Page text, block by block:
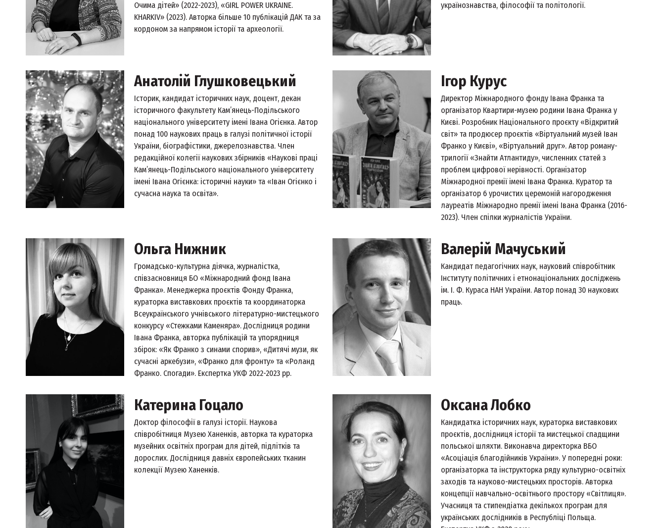
Очима дітей» (2022-2023), «GIRL POWER UKRAINE.
KHARKIV» (2023). Авторка більше 10 публікацій ДАК та за
кордоном за напрямом історії та археології.
українознавства, філософії та політології.
Анатолій Глушковецький
Історик, кандидат історичних наук, доцент, декан
історичного факультету Кам’янець-Подільського
національного університету імені Івана Огієнка. Автор
понад 100 наукових праць в галузі політичної історії
України, біографістики, джерелознавства. Член
редакційної колегії наукових збірників «Наукові праці
Кам’янець-Подільського національного університету
імені Івана Огієнка: історичні науки» та «Іван Огієнко і
сучасна наука та освіта».
Ігор Курус
Директор Міжнародного фонду Івана Франка та
організатор Квартири-музею родини Івана Франка у
Києві. Розробник Національного проєкту «Відкритий
світ» та продюсер проєктів «Віртуальний музей Іван
Франко у Києві», «Віртуальний друг». Автор роману-
трилогії «Знайти Атлантиду», численних статей з
проблем цифрової нерівності. Організатор
Міжнародної премії імені Івана Франка. Куратор та
організатор 6 урочистих церемоній нагородження
лауреатів Міжнародно премії імені Івана Франка (2016-
2023). Член спілки журналістів України.
Ольга Нижник
Громадсько-культурна діячка, журналістка,
співзасновниця БО «Міжнародний фонд Івана
Франка». Менеджерка проєктів Фонду Франка,
кураторка виставкових проєктів та координаторка
Всеукраїнського учнівського літературно-мистецького
конкурсу «Стежками Каменяра». Дослідниця родини
Івана Франка, авторка публікацій та упорядниця
збірок: «Як Франко з синами спорив», «Дитячі музи, як
сучасні аркебузи», «Франко для фронту» та «Роланд
Франко. Спогади». Експертка УКФ 2022-2023 рр.
Валерій Мачуський
Кандидат педагогічних наук, науковий співробітник
Інституту політичних і етнонаціональних досліджень
ім. І. Ф. Кураса НАН України. Автор понад 30 наукових
праць.
Катерина Гоцало
Доктор філософії в галузі історії. Наукова
співробітниця Музею Ханенків, авторка та кураторка
музейних освітніх програм для дітей, підлітків та
дорослих. Дослідниця давніх європейських тканин
колекції Музею Ханенків.
Оксана Лобко
Кандидатка історичних наук, кураторка виставкових
проєктів, дослідниця історії та мистецької спадщини
польської шляхти. Виконавча директорка ВБО
«Асоціація благодійників України». У попередні роки:
організаторка та інструкторка ряду культурно-освітніх
заходів та науково-мистецьких просторів. Авторка
концепції навчально-освітнього простору «Світлиця».
Учасниця та стипендіатка декількох програм для
українських дослідників в Республіці Польща.